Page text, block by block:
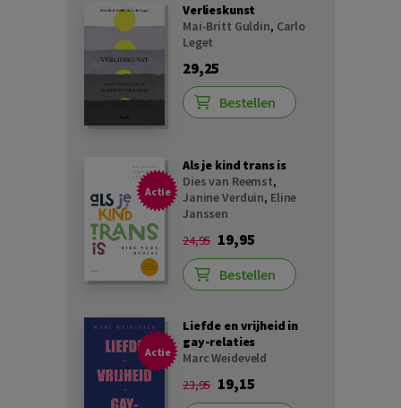
Verlieskunst
Mai-Britt Guldin, Carlo
Leget
29,25
Bestellen
Actie
Als je kind trans is
Dies van Reemst,
Janine Verduin, Eline
Janssen
24,95 19,95
Bestellen
Actie
Liefde en vrijheid in
gay-relaties
Marc Weideveld
23,95 19,15